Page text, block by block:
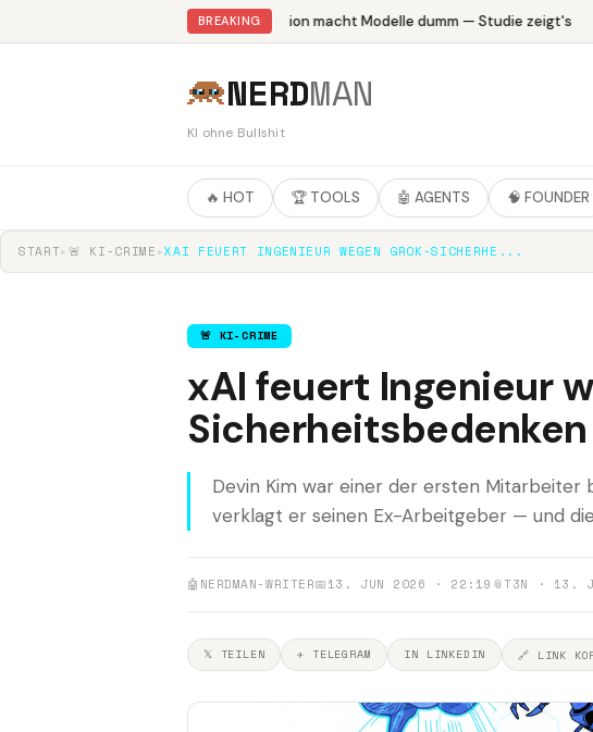
BREAKING
Abliteration macht Modelle dumm — Studie zeigt's
NERDMAN
KI ohne Bullshit
🔥 HOT 🏆 TOOLS 🤖 AGENTS 🧠 FOUNDER
START▸ 🚨 KI-CRIME▸XAI FEUERT INGENIEUR WEGEN GROK-SICHERHE...
🚨 KI-CRIME
xAI feuert Ingenieur
Sicherheitsbedenken
Devin Kim war einer der ersten Mitarbeiter
verklagt er seinen Ex-Arbeitgeber — und
🤖 NERDMAN-WRITER📅13. JUN 2026 · 22:19 📎T3N · 13.
𝕏 TEILEN ✈ TELEGRAM IN LINKEDIN 🔗 LINK